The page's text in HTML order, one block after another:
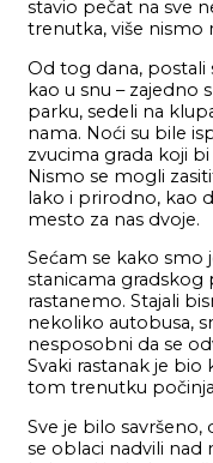
stavio pečat na sve
trenutka, više
Od tog dana, postali
kao u snu – zajedno
parku, sedeli na
nama. Noći su bile
zvucima grada koji
Nismo se mogli
lako i prirodno, kao
mesto za nas dvoje.
Sećam se kako smo
stanicama gradskog
rastanemo. Stajali
nekoliko autobusa,
nesposobni da se
Svaki rastanak je bio
tom trenutku
Sve je bilo savršeno,
se oblaci nadvili nad